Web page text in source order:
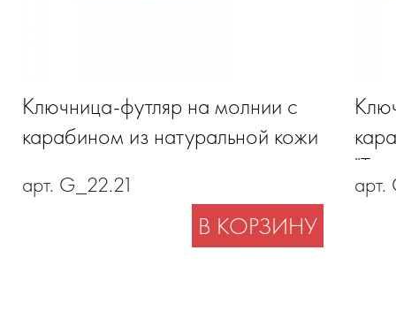
Ключница-футляр на молнии с
карабином из натуральной кожи
арт. G_22.21
В КОРЗИНУ